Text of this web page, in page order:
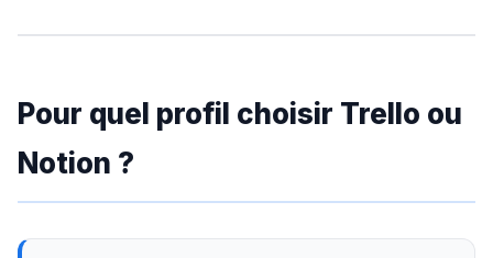
Pour quel profil choisir Trello ou
Notion ?